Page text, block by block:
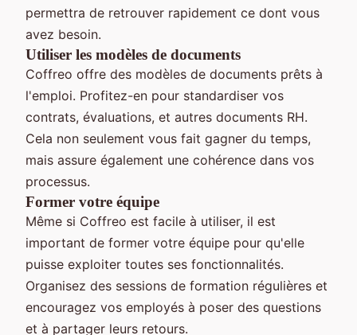
permettra de retrouver rapidement ce dont vous
avez besoin.
Utiliser les modèles de documents
Coffreo offre des modèles de documents prêts à
l'emploi. Profitez-en pour standardiser vos
contrats, évaluations, et autres documents RH.
Cela non seulement vous fait gagner du temps,
mais assure également une cohérence dans vos
processus.
Former votre équipe
Même si Coffreo est facile à utiliser, il est
important de former votre équipe pour qu'elle
puisse exploiter toutes ses fonctionnalités.
Organisez des sessions de formation régulières et
encouragez vos employés à poser des questions
et à partager leurs retours.